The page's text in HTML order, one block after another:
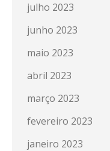
julho 2023
junho 2023
maio 2023
abril 2023
março 2023
fevereiro 2023
janeiro 2023